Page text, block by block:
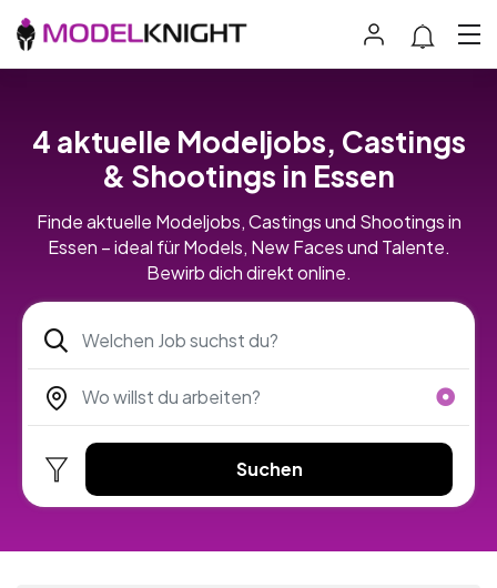
4 aktuelle Modeljobs, Castings
& Shootings in Essen
Finde aktuelle Modeljobs, Castings und Shootings in
Essen – ideal für Models, New Faces und Talente.
Bewirb dich direkt online.
Suchen